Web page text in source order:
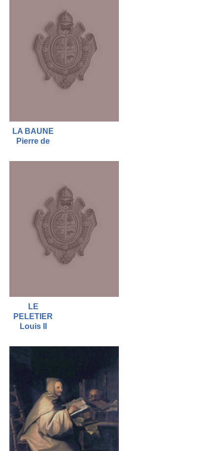
LA BAUNE
Pierre de
LE
PELETIER
Louis II